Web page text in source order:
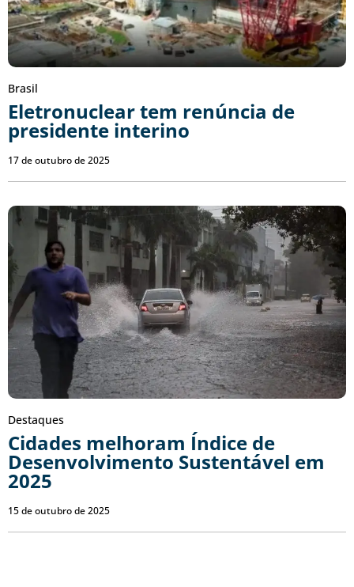
Brasil
Eletronuclear tem renúncia de
presidente interino
17 de outubro de 2025
Destaques
Cidades melhoram Índice de
Desenvolvimento Sustentável em
2025
15 de outubro de 2025